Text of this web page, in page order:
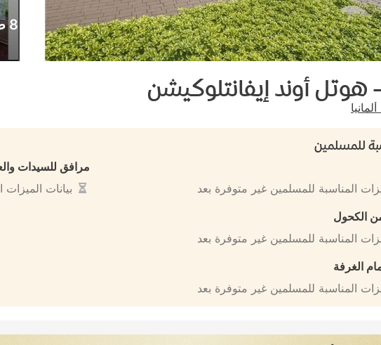
8 صور إضافية
- هوتل أوند إيفانتلوكيشن
للمسلمين
المناسبة للمسلمين غير متوفرة بعد
الكحول
المناسبة للمسلمين غير متوفرة بعد
الغرفة
المناسبة للمسلمين غير متوفرة بعد
مرافق للسيدات
بيانات